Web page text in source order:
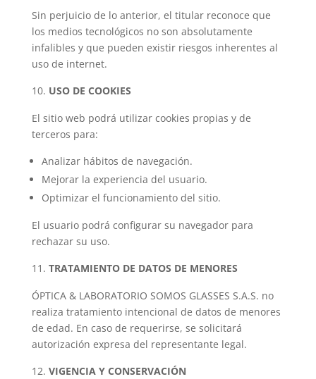
Sin perjuicio de lo anterior, el titular reconoce que
los medios tecnológicos no son absolutamente
infalibles y que pueden existir riesgos inherentes al
uso de internet.
USO DE COOKIES
El sitio web podrá utilizar cookies propias y de
terceros para:
Analizar hábitos de navegación.
Mejorar la experiencia del usuario.
Optimizar el funcionamiento del sitio.
El usuario podrá configurar su navegador para
rechazar su uso.
TRATAMIENTO DE DATOS DE MENORES
ÓPTICA & LABORATORIO SOMOS GLASSES S.A.S. no
realiza tratamiento intencional de datos de menores
de edad. En caso de requerirse, se solicitará
autorización expresa del representante legal.
VIGENCIA Y CONSERVACIÓN